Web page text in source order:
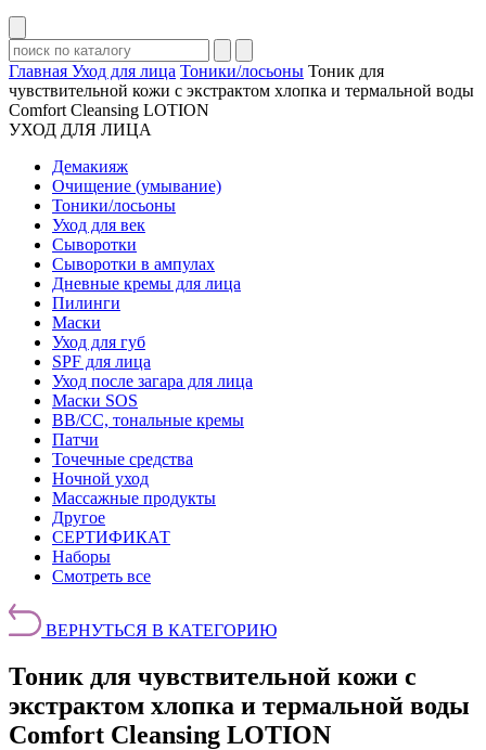
Главная Уход для лица Тоники/лосьоны Тоник для
чувствительной кожи с экстрактом хлопка и термальной воды
Comfort Cleansing LOTION
УХОД ДЛЯ ЛИЦА
Демакияж
Очищение (умывание)
Тоники/лосьоны
Уход для век
Сыворотки
Сыворотки в ампулах
Дневные кремы для лица
Пилинги
Маски
Уход для губ
SPF для лица
Уход после загара для лица
Маски SOS
BB/CC, тональные кремы
Патчи
Точечные средства
Ночной уход
Массажные продукты
Другое
СЕРТИФИКАТ
Наборы
Смотреть все
ВЕРНУТЬСЯ В КАТЕГОРИЮ
Тоник для чувствительной кожи с
экстрактом хлопка и термальной воды
Comfort Cleansing LOTION